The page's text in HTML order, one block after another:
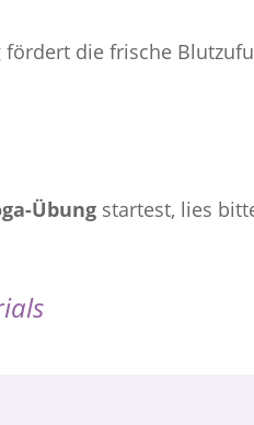
die frische
Übung startest, lies